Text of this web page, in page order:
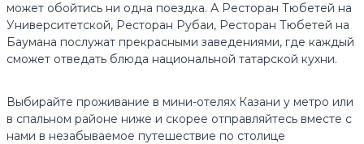
может обойтись ни одна поездка. А Ресторан Тюбетей на
Университетской, Ресторан Рубаи, Ресторан Тюбетей на
Баумана послужат прекрасными заведениями, где каждый
сможет отведать блюда национальной татарской кухни.
Выбирайте проживание в мини-отелях Казани у метро или
в спальном районе ниже и скорее отправляйтесь вместе с
нами в незабываемое путешествие по столице